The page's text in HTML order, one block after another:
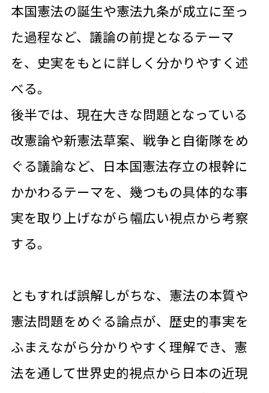
本国憲法の誕生や憲法九条が成立に至っ
た過程など、議論の前提となるテーマ
を、史実をもとに詳しく分かりやすく述
べる。
後半では、現在大きな問題となっている
改憲論や新憲法草案、戦争と自衛隊をめ
ぐる議論など、日本国憲法存立の根幹に
かかわるテーマを、幾つもの具体的な事
実を取り上げながら幅広い視点から考察
する。
ともすれば誤解しがちな、憲法の本質や
憲法問題をめぐる論点が、歴史的事実を
ふまえながら分かりやすく理解でき、憲
法を通して世界史的視点から日本の近現